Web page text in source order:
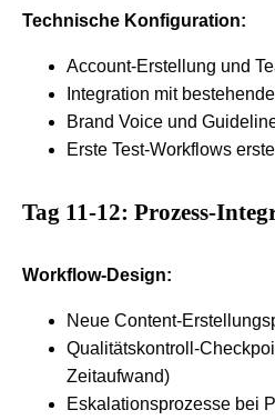
Technische Konfiguration:
Account-Erstellung und
Integration mit
Brand Voice und
Erste Test-Workflows
Tag 11-12: Prozess-
Workflow-Design:
Neue Content-
Qualitätskontroll-
Zeitaufwand)
Eskalationsprozesse bei